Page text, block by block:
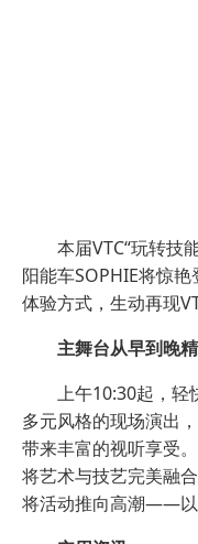
本届VTC“玩转技
阳能车SOPHIE将惊
体验方式，生动再现
主舞台从早到晚
上午10:30起，轻
多元风格的现场演出
带来丰富的视听享受
将艺术与技艺完美融
将活动推向高潮——以